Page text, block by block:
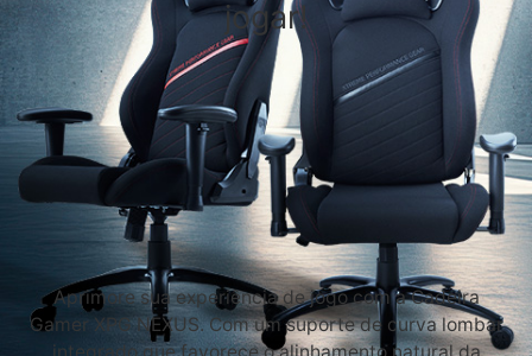
jogar!
Aprimore sua experiência de jogo com a Cadeira
Gamer XPG NEXUS. Com um suporte de curva lombar